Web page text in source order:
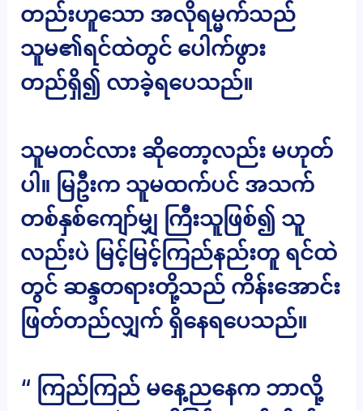
တည်းဟူသော အလိုရမ္မက်သည်
သူမ၏ရင်ထဲတွင် ပေါက်ဖွား
တည်ရှိ၍ လာခဲ့ရပေသည်။
သူမတင်လား ဆိုတော့လည်း မဟုတ်
ပါ။ မြဦးက သူမထက်ပင် အသက်
တစ်နှစ်ကျော်မျှ ကြီးသူဖြစ်၍ သူ
လည်းပဲ မြင့်မြင့်ကြည်နည်းတူ ရင်ထဲ
တွင် ဆန္ဒတရားတို့သည် ကိန်းအောင်း
ဖြတ်တည်လျှက် ရှိနေရပေသည်။
“ ကြည်ကြည် မနေ့ညနေက ဘာလို့